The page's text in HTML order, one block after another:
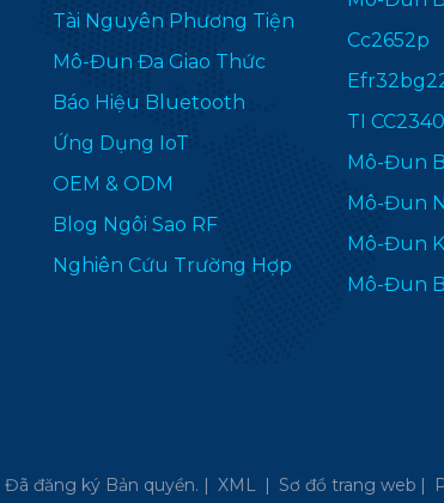
Tài Nguyên Phương Tiện
Mô-Đun Đa Giao Thức
Báo Hiệu Bluetooth
Ứng Dụng IoT
OEM & ODM
Blog Ngôi Sao RF
Nghiên Cứu Trường Hợp
Cc2652p
TI
Mô-Đun
Mô-Đun
Mô-Đun
Mô-Đun
Đã đăng ký Bản quyền. | XML | Sơ đồ trang web |